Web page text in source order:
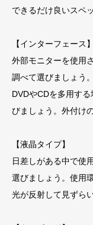
できるだけ良いスペ
【インターフェース】
外部モニターを使用
調べて選びましょう。
DVDやCDを多用す
びましょう。外付け
【液晶タイプ】
日差しがある中で使
選びましょう。使用
光が反射して見ずら